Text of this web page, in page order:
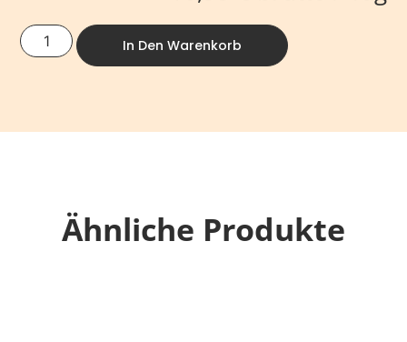
In Den Warenkorb
Ähnliche Produkte